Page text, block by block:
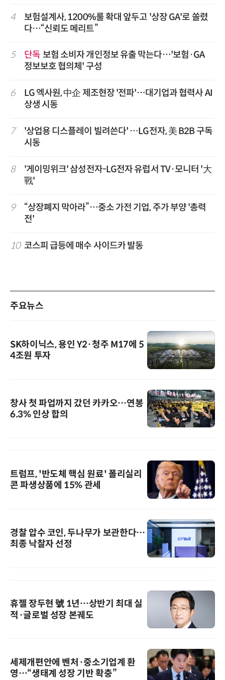
4
보험설계사, 1200%룰 확대 앞두고 '상장 GA'로 쏠렸
다…“신뢰도 메리트”
5 단독 보험 소비자 개인정보 유출 막는다…'보험·GA
정보보호 협의체' 구성
6
LG 엑사원, 中企 제조현장 '전파'…대기업과 협력사 AI
상생 시동
7
'상업용 디스플레이 빌려쓴다' …LG전자, 美 B2B 구독
시동
8
'게이밍위크' 삼성전자-LG전자 유럽서 TV·모니터 '大
戰'
9
“상장폐지 막아라”…중소 가전 기업, 주가 부양 '총력
전'
10 코스피 급등에 매수 사이드카 발동
주요뉴스
SK하이닉스, 용인 Y2·청주 M17에 5
4조원 투자
창사 첫 파업까지 갔던 카카오…연봉
6.3% 인상 합의
트럼프, '반도체 핵심 원료' 폴리실리
콘 파생상품에 15% 관세
경찰 압수 코인, 두나무가 보관한다…
최종 낙찰자 선정
휴젤 장두현 號 1년…상반기 최대 실
적·글로벌 성장 본궤도
세제개편안에 벤처·중소기업계 환
영…“생태계 성장 기반 확충”